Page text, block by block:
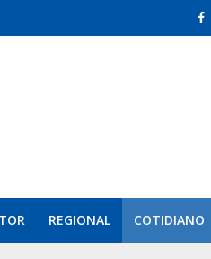
REGIONAL COTIDIANO